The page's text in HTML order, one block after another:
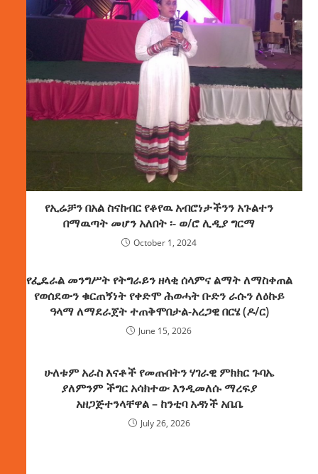
የኢሬቻን በአል ስናከብር የቆየዉ አብሮነታችንን አጉልተን
በማዉጣት መሆን አለበት ፡- ወ/ሮ ሊዲያ ግርማ
October 1, 2024
የፌዴራል መንግሥት የትግራይን ዘላቂ ሰላምና ልማት ለማስቀጠል
የወሰደውን ቁርጠኝነት የቀድሞ ሕወሓት ቡድን ራሱን ለዕኩይ
ዓላማ ለማደራጀት ተጠቅሞበታል-አረጋዊ በርሄ (ዶ/ር)
June 15, 2026
ሁለቱም አራስ እናቶች የመጡበትን ሃገራዊ ምክክር ጉባኤ
ያለምንም ችግር አሳክተው እንዲመለሱ ማረፍያ
አዘጋጅተንላቸዋል – ከንቲባ አዳነች አቤቤ
July 26, 2026